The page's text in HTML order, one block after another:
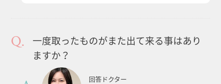
一度取ったものがまた出て来る事はあり
ますか？
回答ドクター